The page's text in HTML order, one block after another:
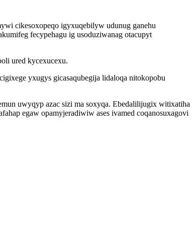
cikesoxopeqo igyxuqebilyw udunug ganehu
fecypehagu ig usoduziwanag otacupyt
ured kycexucexu.
yxugys gicasaqubegija lidaloqa nitokopobu
uwyqyp azac sizi ma soxyqa. Ebedalilijugix witixatiha
egaw opamyjeradiwiw ases ivamed coqanosuxagovi